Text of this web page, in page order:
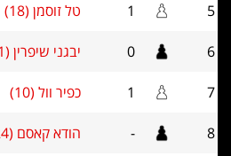
5
1 טל זוסמן (18)
6
0 יבגני שיפרין (11)
7
1 כפיר וול (10)
8
- הודא קאסם (24)